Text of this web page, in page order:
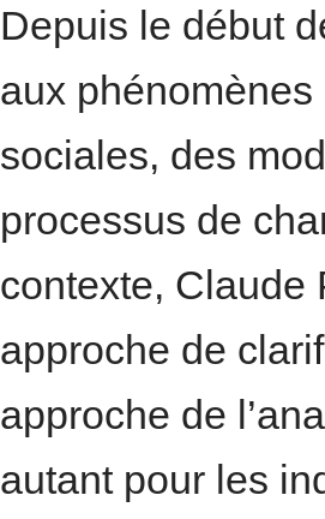
Depuis le début
aux
sociales, des
processus de
contexte, Claude
approche de
approche de
autant pour les